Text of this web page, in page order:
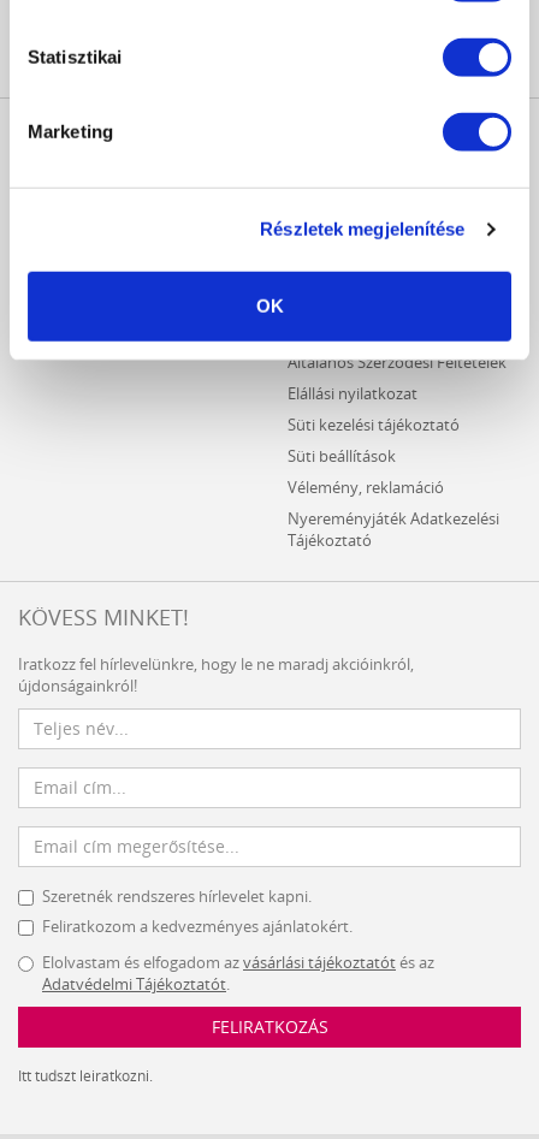
Statisztikai
Marketing
Részletek megjelenítése
OK
MŰKÖRÖM
WEBÁRUHÁZ
Vásárlói információk
Fizetési információk
Általános Szerződési Feltételek
Elállási nyilatkozat
Süti kezelési tájékoztató
Süti beállítások
Vélemény, reklamáció
Nyereményjáték Adatkezelési
Tájékoztató
KÖVESS MINKET!
Iratkozz fel hírlevelünkre, hogy le ne maradj akcióinkról,
újdonságainkról!
Szeretnék rendszeres hírlevelet kapni.
Feliratkozom a kedvezményes ajánlatokért.
Elolvastam és elfogadom azvásárlási tájékoztatótés az
Adatvédelmi Tájékoztatót.
FELIRATKOZÁS
Itt tudszt leiratkozni.